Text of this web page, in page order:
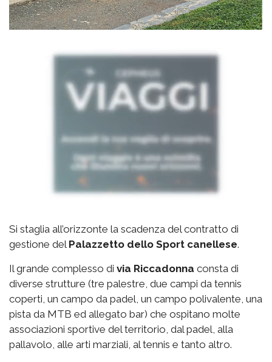
Si staglia all’orizzonte la scadenza del contratto di
gestione del Palazzetto dello Sport canellese.
Il grande complesso di via Riccadonna consta di
diverse strutture (tre palestre, due campi da tennis
coperti, un campo da padel, un campo polivalente, una
pista da MTB ed allegato bar) che ospitano molte
associazioni sportive del territorio, dal padel, alla
pallavolo, alle arti marziali, al tennis e tanto altro.